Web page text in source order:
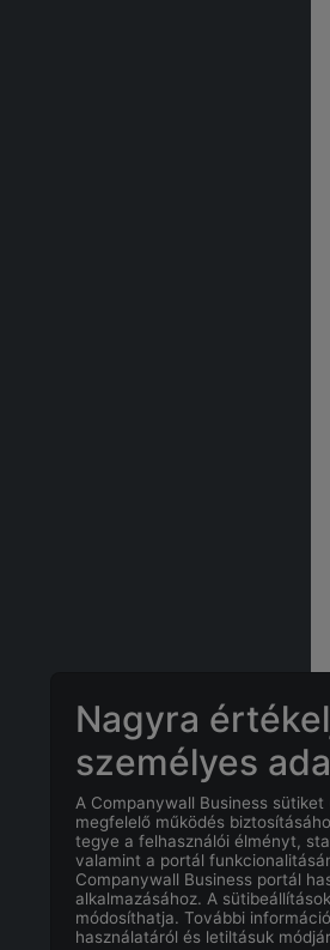
Nagyra
személyes
A Companywall Business
megfelelő működés
tegye a felhasználói élményt,
valamint a portál
Companywall Business portál
alkalmazásához. A
módosíthatja. További
használatáról és letiltásuk